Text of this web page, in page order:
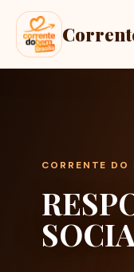
CORRENTE DO